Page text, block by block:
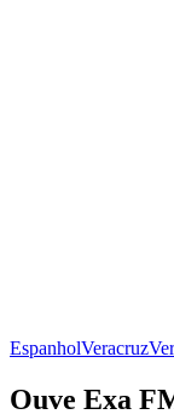
EspanholVeracruz
Ouve Exa